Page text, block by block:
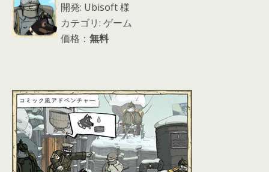
開発: Ubisoft 様
カテゴリ: ゲーム
価格： 無料